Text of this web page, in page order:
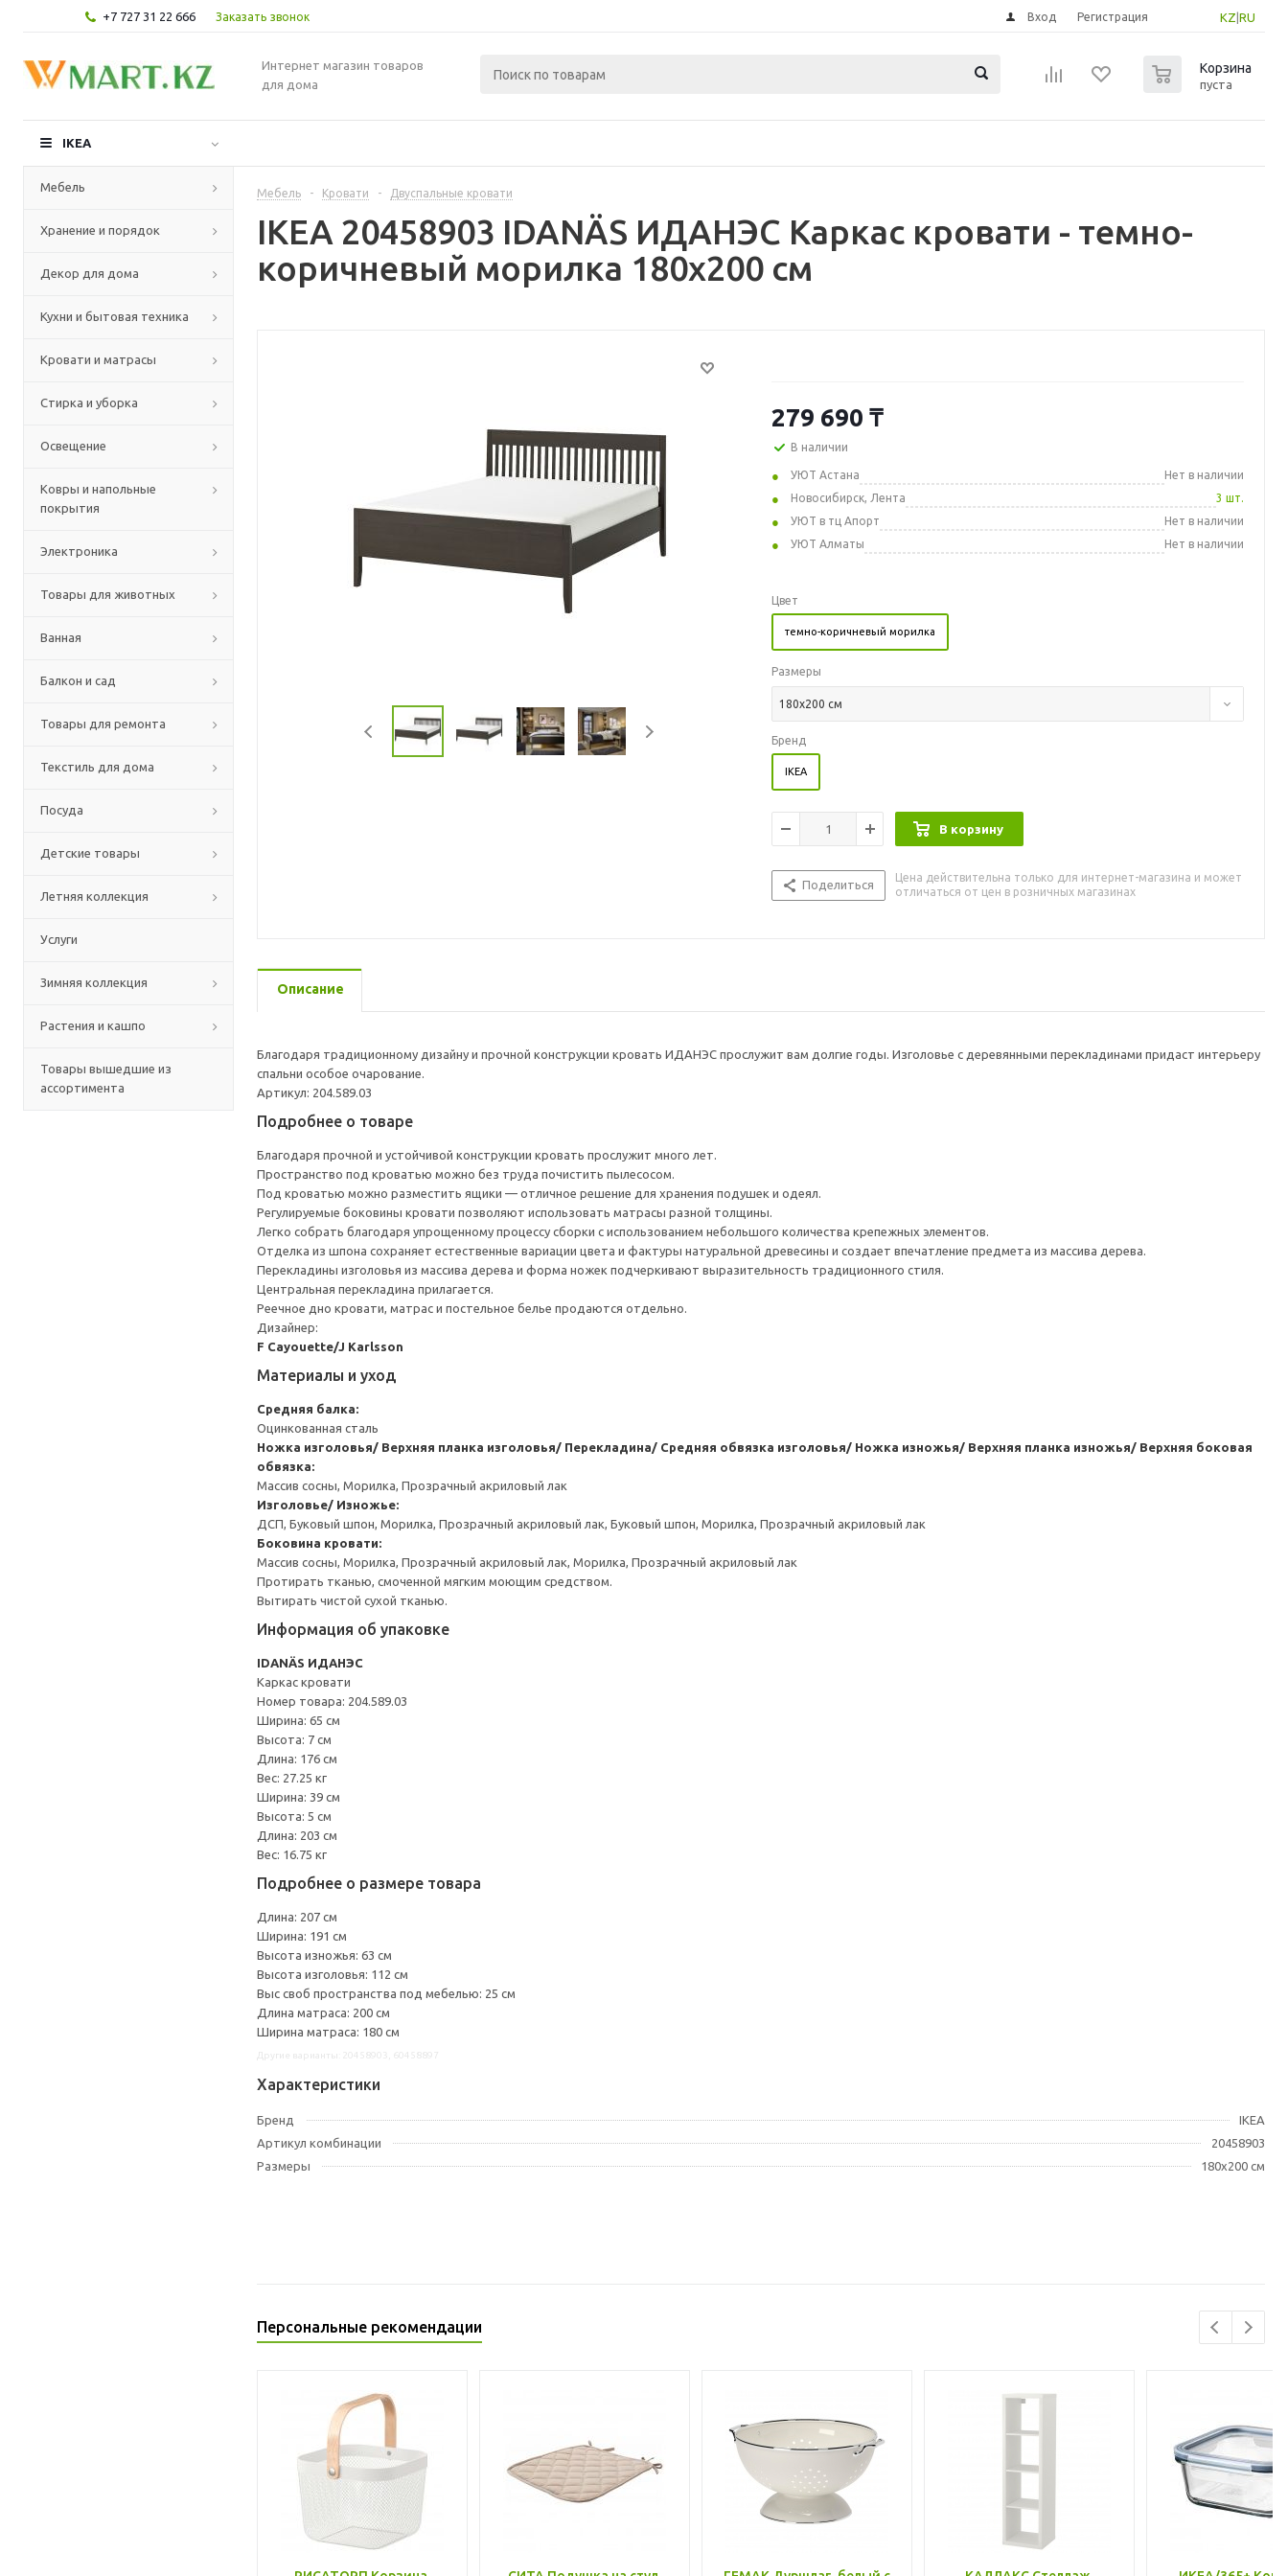
+7 727 31 22 666 Заказать звонок KZ RU
Вход Регистрация
Интернет магазин товаров
для дома
Корзина
пуста
IKEA
Мебель
Хранение и порядок
Декор для дома
Кухни и бытовая техника
Кровати и матрасы
Стирка и уборка
Освещение
Ковры и напольные
покрытия
Электроника
Товары для животных
Ванная
Балкон и сад
Товары для ремонта
Текстиль для дома
Посуда
Детские товары
Летняя коллекция
Услуги
Зимняя коллекция
Растения и кашпо
Товары вышедшие из
ассортимента
Мебель - Кровати - Двуспальные кровати
IKEA 20458903 IDANÄS ИДАНЭС Каркас кровати - темно-
коричневый морилка 180x200 см
279 690 ₸
В наличии
УЮТ Астана
Нет в наличии
Новосибирск, Лента
3 шт.
УЮТ в тц Апорт
Нет в наличии
УЮТ Алматы
Нет в наличии
Цвет
темно-коричневый морилка
Размеры
180x200 см
Бренд
IKEA
В корзину
Поделиться
Цена действительна только для интернет-магазина и может
отличаться от цен в розничных магазинах
Описание
Благодаря традиционному дизайну и прочной конструкции кровать ИДАНЭС прослужит вам долгие годы. Изголовье с деревянными перекладинами придаст интерьеру
спальни особое очарование.
Артикул: 204.589.03
Подробнее о товаре
Благодаря прочной и устойчивой конструкции кровать прослужит много лет.
Пространство под кроватью можно без труда почистить пылесосом.
Под кроватью можно разместить ящики — отличное решение для хранения подушек и одеял.
Регулируемые боковины кровати позволяют использовать матрасы разной толщины.
Легко собрать благодаря упрощенному процессу сборки с использованием небольшого количества крепежных элементов.
Отделка из шпона сохраняет естественные вариации цвета и фактуры натуральной древесины и создает впечатление предмета из массива дерева.
Перекладины изголовья из массива дерева и форма ножек подчеркивают выразительность традиционного стиля.
Центральная перекладина прилагается.
Реечное дно кровати, матрас и постельное белье продаются отдельно.
Дизайнер:
F Cayouette/J Karlsson
Материалы и уход
Средняя балка:
Оцинкованная сталь
Ножка изголовья/ Верхняя планка изголовья/ Перекладина/ Средняя обвязка изголовья/ Ножка изножья/ Верхняя планка изножья/ Верхняя боковая
обвязка:
Массив сосны, Морилка, Прозрачный акриловый лак
Изголовье/ Изножье:
ДСП, Буковый шпон, Морилка, Прозрачный акриловый лак, Буковый шпон, Морилка, Прозрачный акриловый лак
Боковина кровати:
Массив сосны, Морилка, Прозрачный акриловый лак, Морилка, Прозрачный акриловый лак
Протирать тканью, смоченной мягким моющим средством.
Вытирать чистой сухой тканью.
Информация об упаковке
IDANÄS ИДАНЭС
Каркас кровати
Номер товара: 204.589.03
Ширина: 65 см
Высота: 7 см
Длина: 176 см
Вес: 27.25 кг
Ширина: 39 см
Высота: 5 см
Длина: 203 см
Вес: 16.75 кг
Подробнее о размере товара
Длина: 207 см
Ширина: 191 см
Высота изножья: 63 см
Высота изголовья: 112 см
Выс своб пространства под мебелью: 25 см
Длина матраса: 200 см
Ширина матраса: 180 см
Характеристики
Бренд
IKEA
Артикул комбинации
20458903
Размеры
180x200 см
Персональные рекомендации